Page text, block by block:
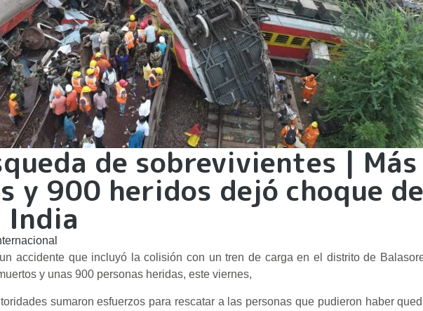
de sobrevivientes |
y 900 heridos dejó choque de
India
accidente que incluyó la colisión con un tren de carga en el distrito de
y unas 900 personas heridas, este viernes,
sumaron esfuerzos para rescatar a las personas que pudieron haber